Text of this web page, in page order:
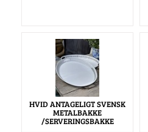
HVID ANTAGELIGT SVENSK
METALBAKKE
/SERVERINGSBAKKE